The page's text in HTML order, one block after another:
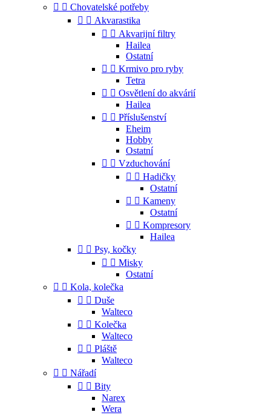
  Chovatelské potřeby
  Akvarastika
  Akvarijní filtry
Hailea
Ostatní
  Krmivo pro ryby
Tetra
  Osvětlení do akvárií
Hailea
  Příslušenství
Eheim
Hobby
Ostatní
  Vzduchování
  Hadičky
Ostatní
  Kameny
Ostatní
  Kompresory
Hailea
  Psy, kočky
  Misky
Ostatní
  Kola, kolečka
  Duše
Walteco
  Kolečka
Walteco
  Pláště
Walteco
  Nářadí
  Bity
Narex
Wera